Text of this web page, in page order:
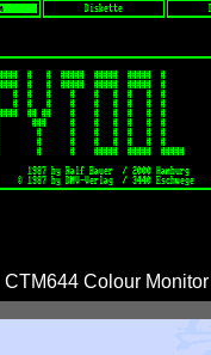
CTM644 Colour Monitor